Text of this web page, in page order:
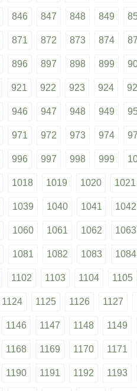
846 847 848 849
871 872 873 874
896 897 898 899
921 922 923 924
946 947 948 949
971 972 973 974
996 997 998 999
1018 1019 1020 1021
1039 1040 1041 1042
1060 1061 1062 1063
1081 1082 1083 1084
1102 1103 1104 1105
1124 1125 1126 1127
1146 1147 1148 1149
1168 1169 1170 1171
1190 1191 1192 1193